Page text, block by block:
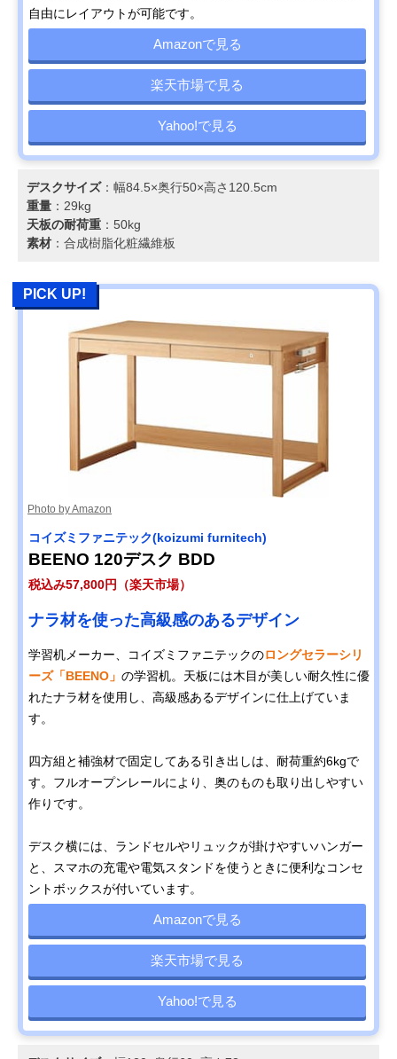
自由にレイアウトが可能です。
Amazonで見る
楽天市場で見る
Yahoo!で見る
デスクサイズ：幅84.5×奥行50×高さ120.5cm
重量 ：29kg
天板の耐荷重 ：50kg
素材 ：合成樹脂化粧繊維板
PICK UP!
Photo by Amazon
コイズミファニテック(koizumi furnitech)
BEENO 120デスク BDD
税込み57,800円（楽天市場）
ナラ材を使った高級感のあるデザイン
学習机メーカー、コイズミファニテックのロングセラーシリ
ーズ「BEENO」 の学習机。天板には木目が美しい耐久性に優
れたナラ材を使用し、高級感あるデザインに仕上げていま
す。
四方組と補強材で固定してある引き出しは、耐荷重約6kgで
す。フルオープンレールにより、奥のものも取り出しやすい
作りです。
デスク横には、ランドセルやリュックが掛けやすいハンガー
と、スマホの充電や電気スタンドを使うときに便利なコンセ
ントボックスが付いています。
Amazonで見る
楽天市場で見る
Yahoo!で見る